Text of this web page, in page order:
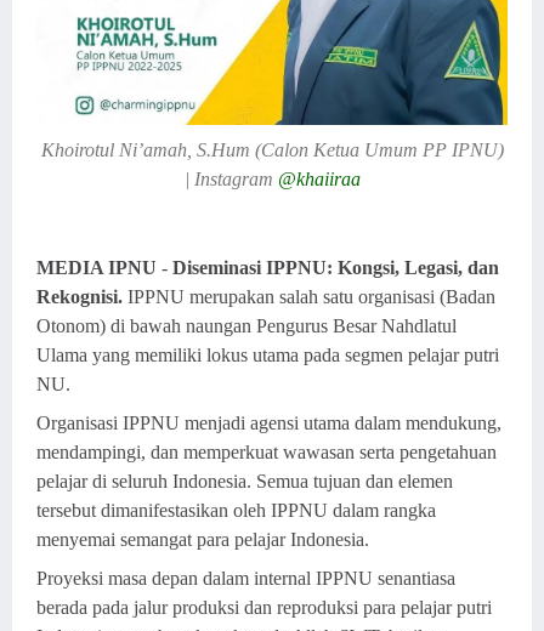
Khoirotul Ni’amah, S.Hum (Calon Ketua Umum PP IPNU)
| Instagram @khaiiraa
MEDIA IPNU - Diseminasi IPPNU: Kongsi, Legasi, dan
Rekognisi. IPPNU merupakan salah satu organisasi (Badan
Otonom) di bawah naungan Pengurus Besar Nahdlatul
Ulama yang memiliki lokus utama pada segmen pelajar putri
NU.
Organisasi IPPNU menjadi agensi utama dalam mendukung,
mendampingi, dan memperkuat wawasan serta pengetahuan
pelajar di seluruh Indonesia. Semua tujuan dan elemen
tersebut dimanifestasikan oleh IPPNU dalam rangka
menyemai semangat para pelajar Indonesia.
Proyeksi masa depan dalam internal IPPNU senantiasa
berada pada jalur produksi dan reproduksi para pelajar putri